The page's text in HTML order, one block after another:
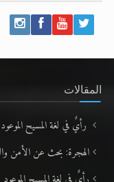
المقالات
رأيٌ في لغة المسيح
الهجرة: بحث عن الأمن
السلام..